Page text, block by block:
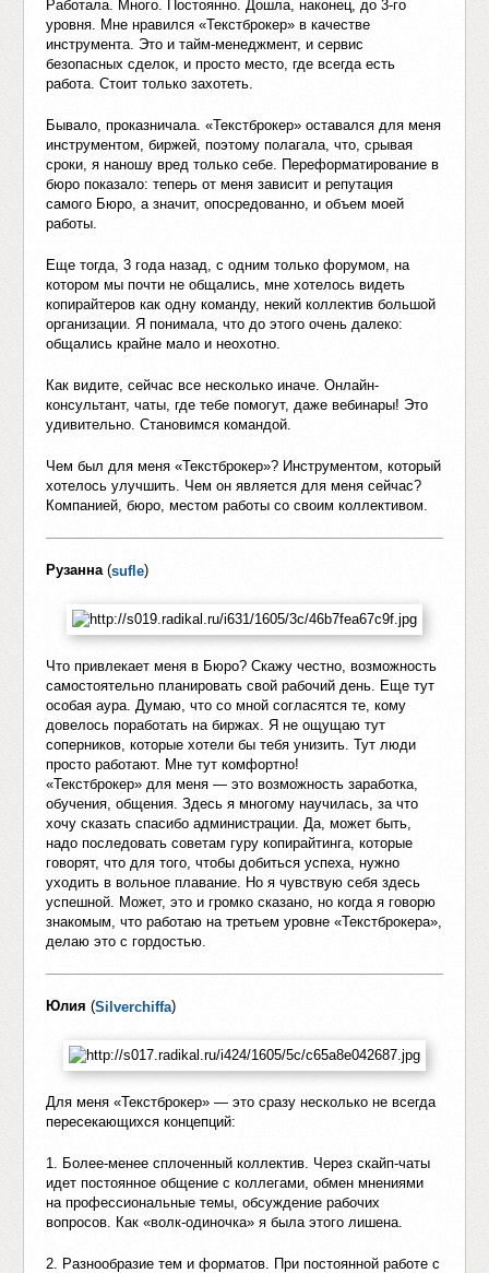
Работала. Много. Постоянно. Дошла, наконец, до 3-го
уровня. Мне нравился «Текстброкер» в качестве
инструмента. Это и тайм-менеджмент, и сервис
безопасных сделок, и просто место, где всегда есть
работа. Стоит только захотеть.
Бывало, проказничала. «Текстброкер» оставался для меня
инструментом, биржей, поэтому полагала, что, срывая
сроки, я наношу вред только себе. Переформатирование в
бюро показало: теперь от меня зависит и репутация
самого Бюро, а значит, опосредованно, и объем моей
работы.
Еще тогда, 3 года назад, с одним только форумом, на
котором мы почти не общались, мне хотелось видеть
копирайтеров как одну команду, некий коллектив большой
организации. Я понимала, что до этого очень далеко:
общались крайне мало и неохотно.
Как видите, сейчас все несколько иначе. Онлайн-
консультант, чаты, где тебе помогут, даже вебинары! Это
удивительно. Становимся командой.
Чем был для меня «Текстброкер»? Инструментом, который
хотелось улучшить. Чем он является для меня сейчас?
Компанией, бюро, местом работы со своим коллективом.
Рузанна (sufle)
Что привлекает меня в Бюро? Скажу честно, возможность
самостоятельно планировать свой рабочий день. Еще тут
особая аура. Думаю, что со мной согласятся те, кому
довелось поработать на биржах. Я не ощущаю тут
соперников, которые хотели бы тебя унизить. Тут люди
просто работают. Мне тут комфортно!
«Текстброкер» для меня — это возможность заработка,
обучения, общения. Здесь я многому научилась, за что
хочу сказать спасибо администрации. Да, может быть,
надо последовать советам гуру копирайтинга, которые
говорят, что для того, чтобы добиться успеха, нужно
уходить в вольное плавание. Но я чувствую себя здесь
успешной. Может, это и громко сказано, но когда я говорю
знакомым, что работаю на третьем уровне «Текстброкера»,
делаю это с гордостью.
Юлия (Silverchiffa)
Для меня «Текстброкер» — это сразу несколько не всегда
пересекающихся концепций:
1. Более-менее сплоченный коллектив. Через скайп-чаты
идет постоянное общение с коллегами, обмен мнениями
на профессиональные темы, обсуждение рабочих
вопросов. Как «волк-одиночка» я была этого лишена.
2. Разнообразие тем и форматов. При постоянной работе с